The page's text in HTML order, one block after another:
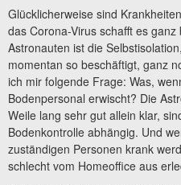
Glücklicherweise sind
das Corona-Virus schafft es
Astronauten ist die
momentan so beschäftigt, ganz
ich mir folgende Frage: Was,
Bodenpersonal erwischt? Die
Weile lang sehr gut allein klar,
Bodenkontrolle abhängig. Und
zuständigen Personen krank
schlecht vom Homeoffice aus